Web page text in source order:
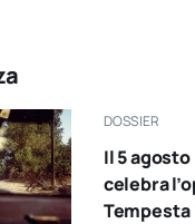
DOSSIER
Il 5
celebra
Tempesta